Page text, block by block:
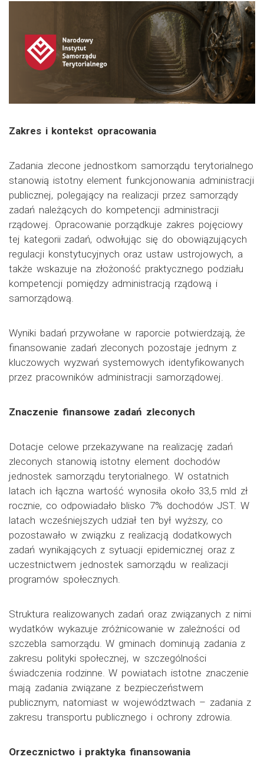
Zakres i kontekst opracowania
Zadania zlecone jednostkom samorządu terytorialnego
stanowią istotny element funkcjonowania administracji
publicznej, polegający na realizacji przez samorządy
zadań należących do kompetencji administracji
rządowej. Opracowanie porządkuje zakres pojęciowy
tej kategorii zadań, odwołując się do obowiązujących
regulacji konstytucyjnych oraz ustaw ustrojowych, a
także wskazuje na złożoność praktycznego podziału
kompetencji pomiędzy administracją rządową i
samorządową.
Wyniki badań przywołane w raporcie potwierdzają, że
finansowanie zadań zleconych pozostaje jednym z
kluczowych wyzwań systemowych identyfikowanych
przez pracowników administracji samorządowej.
Znaczenie finansowe zadań zleconych
Dotacje celowe przekazywane na realizację zadań
zleconych stanowią istotny element dochodów
jednostek samorządu terytorialnego. W ostatnich
latach ich łączna wartość wynosiła około 33,5 mld zł
rocznie, co odpowiadało blisko 7% dochodów JST. W
latach wcześniejszych udział ten był wyższy, co
pozostawało w związku z realizacją dodatkowych
zadań wynikających z sytuacji epidemicznej oraz z
uczestnictwem jednostek samorządu w realizacji
programów społecznych.
Struktura realizowanych zadań oraz związanych z nimi
wydatków wykazuje zróżnicowanie w zależności od
szczebla samorządu. W gminach dominują zadania z
zakresu polityki społecznej, w szczególności
świadczenia rodzinne. W powiatach istotne znaczenie
mają zadania związane z bezpieczeństwem
publicznym, natomiast w województwach – zadania z
zakresu transportu publicznego i ochrony zdrowia.
Orzecznictwo i praktyka finansowania